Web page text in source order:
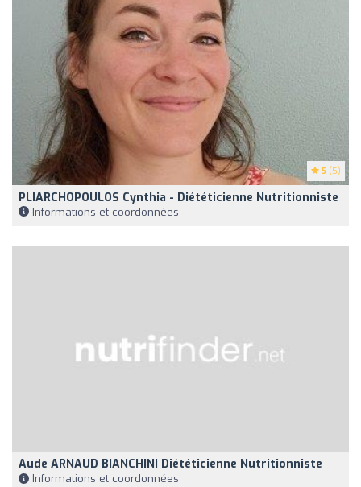
5 (5)
PLIARCHOPOULOS Cynthia - Diététicienne Nutritionniste
Informations et coordonnées
Aude ARNAUD BIANCHINI Diététicienne Nutritionniste
Informations et coordonnées